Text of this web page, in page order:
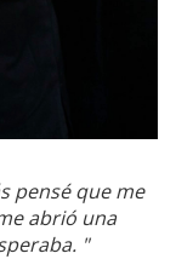
pensé que me
abrió una
"